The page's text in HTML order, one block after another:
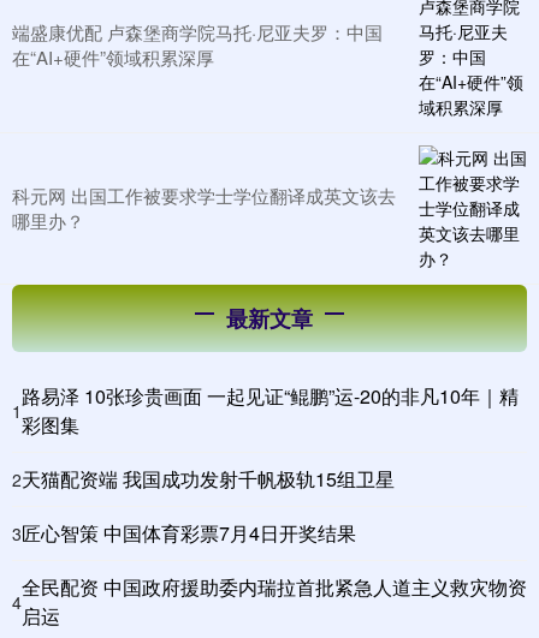
端盛康优配 卢森堡商学院马托·尼亚夫罗：中国
在“AI+硬件”领域积累深厚
科元网 出国工作被要求学士学位翻译成英文该去
哪里办？
最新文章
1
路易泽 10张珍贵画面 一起见证“鲲鹏”运-20的非凡10年｜精
彩图集
2天猫配资端 我国成功发射千帆极轨15组卫星
3匠心智策 中国体育彩票7月4日开奖结果
4
全民配资 中国政府援助委内瑞拉首批紧急人道主义救灾物资
启运